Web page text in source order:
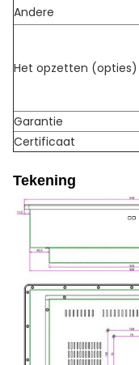
Andere
Het opzetten (opties)
Garantie
Certificaat
Tekening